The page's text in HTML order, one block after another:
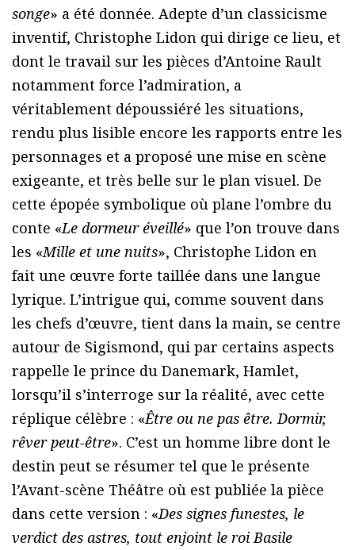
songe» a été donnée. Adepte d’un classicisme
inventif, Christophe Lidon qui dirige ce lieu, et
dont le travail sur les pièces d’Antoine Rault
notamment force l’admiration, a
véritablement dépoussiéré les situations,
rendu plus lisible encore les rapports entre les
personnages et a proposé une mise en scène
exigeante, et très belle sur le plan visuel. De
cette épopée symbolique où plane l’ombre du
conte «Le dormeur éveillé» que l’on trouve dans
les «Mille et une nuits», Christophe Lidon en
fait une œuvre forte taillée dans une langue
lyrique. L’intrigue qui, comme souvent dans
les chefs d’œuvre, tient dans la main, se centre
autour de Sigismond, qui par certains aspects
rappelle le prince du Danemark, Hamlet,
lorsqu’il s’interroge sur la réalité, avec cette
réplique célèbre : «Être ou ne pas être. Dormir,
rêver peut-être». C’est un homme libre dont le
destin peut se résumer tel que le présente
l’Avant-scène Théâtre où est publiée la pièce
dans cette version : «Des signes funestes, le
verdict des astres, tout enjoint le roi Basile